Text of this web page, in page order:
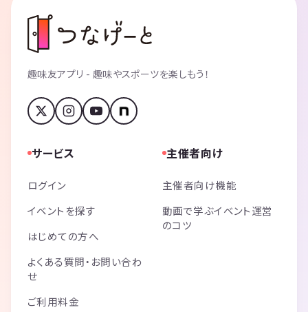
趣味友アプリ - 趣味やスポーツを楽しもう！
サービス
ログイン
イベントを探す
はじめての方へ
よくある質問・お問い合わ
せ
ご利用料金
主催者向け
主催者向け機能
動画で学ぶイベント運営
のコツ